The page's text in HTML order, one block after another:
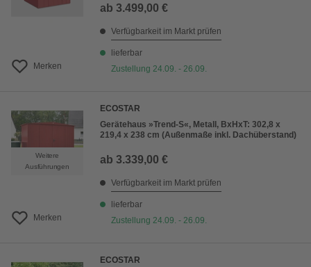
Merken
ab 3.499,00 €
Verfügbarkeit im Markt prüfen
lieferbar
Zustellung 24.09. - 26.09.
Weitere
Ausführungen
Merken
ECOSTAR
Gerätehaus »Trend-S«, Metall, BxHxT: 302,8 x
219,4 x 238 cm (Außenmaße inkl. Dachüberstand)
ab 3.339,00 €
Verfügbarkeit im Markt prüfen
lieferbar
Zustellung 24.09. - 26.09.
ECOSTAR